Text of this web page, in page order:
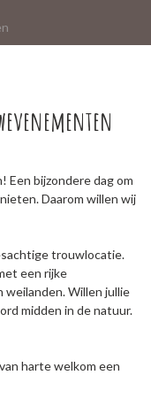
Een bijzondere dag om
Daarom willen wij
trouwlocatie.
een rijke
weilanden. Willen jullie
midden in de natuur.
harte welkom een